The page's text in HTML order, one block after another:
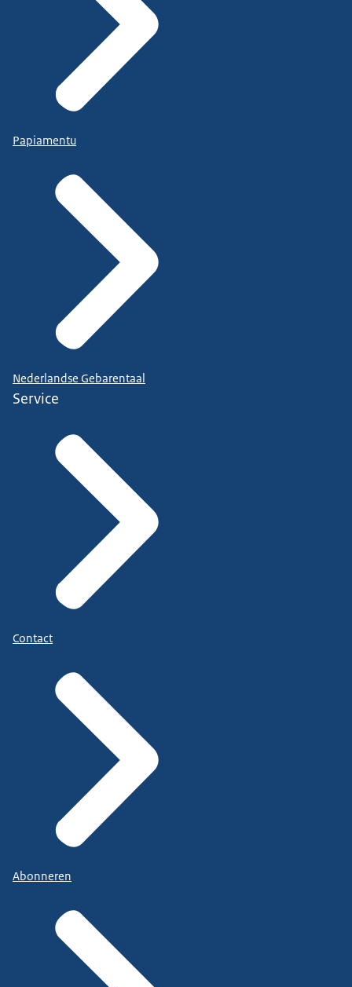
Papiamentu
Nederlandse Gebarentaal
Service
Contact
Abonneren